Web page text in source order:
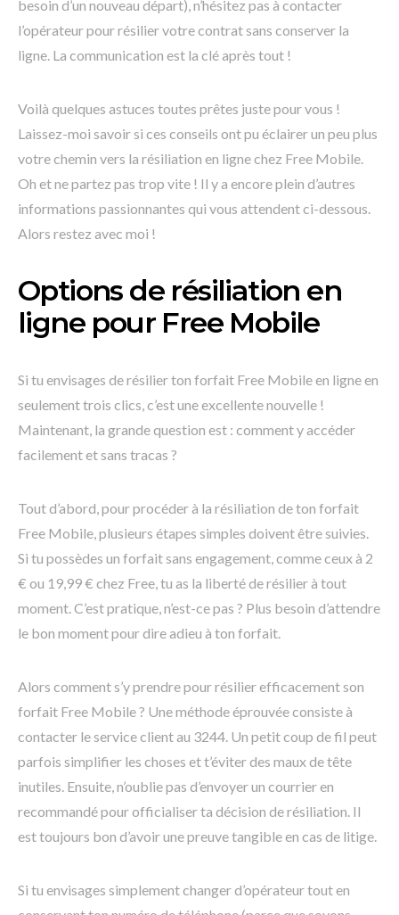
besoin d’un nouveau départ), n’hésitez pas à contacter
l’opérateur pour résilier votre contrat sans conserver la
ligne. La communication est la clé après tout !
Voilà quelques astuces toutes prêtes juste pour vous !
Laissez-moi savoir si ces conseils ont pu éclairer un peu plus
votre chemin vers la résiliation en ligne chez Free Mobile.
Oh et ne partez pas trop vite ! Il y a encore plein d’autres
informations passionnantes qui vous attendent ci-dessous.
Alors restez avec moi !
Options de résiliation en
ligne pour Free Mobile
Si tu envisages de résilier ton forfait Free Mobile en ligne en
seulement trois clics, c’est une excellente nouvelle !
Maintenant, la grande question est : comment y accéder
facilement et sans tracas ?
Tout d’abord, pour procéder à la résiliation de ton forfait
Free Mobile, plusieurs étapes simples doivent être suivies.
Si tu possèdes un forfait sans engagement, comme ceux à 2
€ ou 19,99 € chez Free, tu as la liberté de résilier à tout
moment. C’est pratique, n’est-ce pas ? Plus besoin d’attendre
le bon moment pour dire adieu à ton forfait.
Alors comment s’y prendre pour résilier efficacement son
forfait Free Mobile ? Une méthode éprouvée consiste à
contacter le service client au 3244. Un petit coup de fil peut
parfois simplifier les choses et t’éviter des maux de tête
inutiles. Ensuite, n’oublie pas d’envoyer un courrier en
recommandé pour officialiser ta décision de résiliation. Il
est toujours bon d’avoir une preuve tangible en cas de litige.
Si tu envisages simplement changer d’opérateur tout en